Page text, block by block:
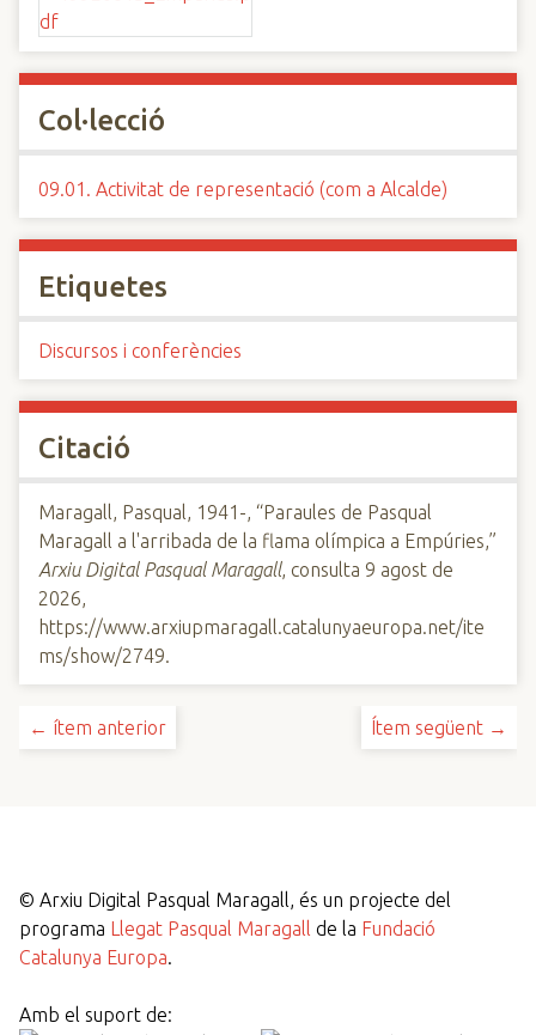
Col·lecció
09.01. Activitat de representació (com a Alcalde)
Etiquetes
Discursos i conferències
Citació
Maragall, Pasqual, 1941-, “Paraules de Pasqual
Maragall a l'arribada de la flama olímpica a Empúries,”
Arxiu Digital Pasqual Maragall, consulta 9 agost de
2026,
https://www.arxiupmaragall.catalunyaeuropa.net/ite
ms/show/2749.
← ítem anterior Ítem següent →
© Arxiu Digital Pasqual Maragall, és un projecte del
programa Llegat Pasqual Maragall de la Fundació
Catalunya Europa.
Amb el suport de: